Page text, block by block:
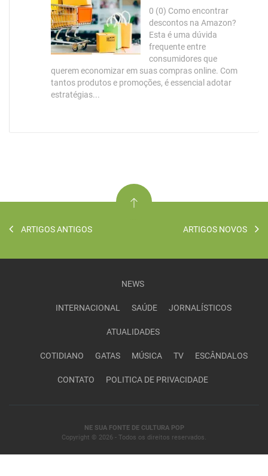
0 (0) Como encontrar
descontos na Amazon?
Esta é uma dúvida
frequente entre
consumidores que
querem economizar em suas compras online. Com
tantos produtos e promoções, é essencial adotar
estratégias...
ARTIGOS ANTIGOS ARTIGOS NOVOS
NEWS
INTERNACIONAL SAÚDE JORNALÍSTICOS
ATUALIDADES
COTIDIANO GATAS MÚSICA TV ESCÂNDALOS
CONTATO POLITICA DE PRIVACIDADE
NE SUA FONTE DE CULTURA POP
Copyright © 2026 - Todos os direitos reservados.